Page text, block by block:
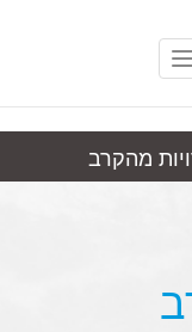
Toggle
navigation
מהקרב